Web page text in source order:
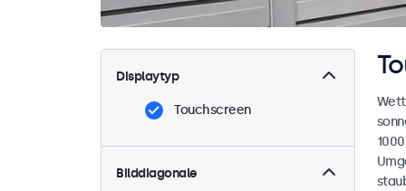
Displaytyp
Touchscreen
Bilddiagonale